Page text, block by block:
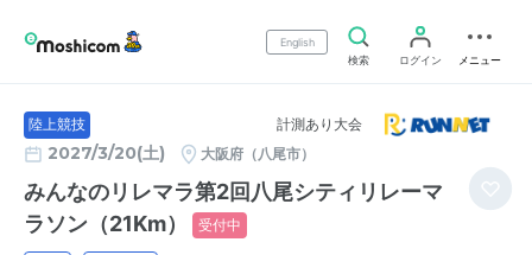
English
検索
ログイン メニュー
陸上競技 計測あり大会
2027/3/20(土) 大阪府（八尾市）
みんなのリレマラ第2回八尾シティリレーマ
ラソン（21Km）
受付中